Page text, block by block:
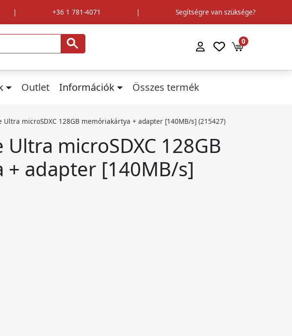
| +36 1 781-4071 | Segítségre van szüksége?
0
Outlet Információk Összes termék
Ultra microSDXC 128GB memóriakártya + adapter [140MB/s] (215427)
microSDXC 128GB
adapter [140MB/s]